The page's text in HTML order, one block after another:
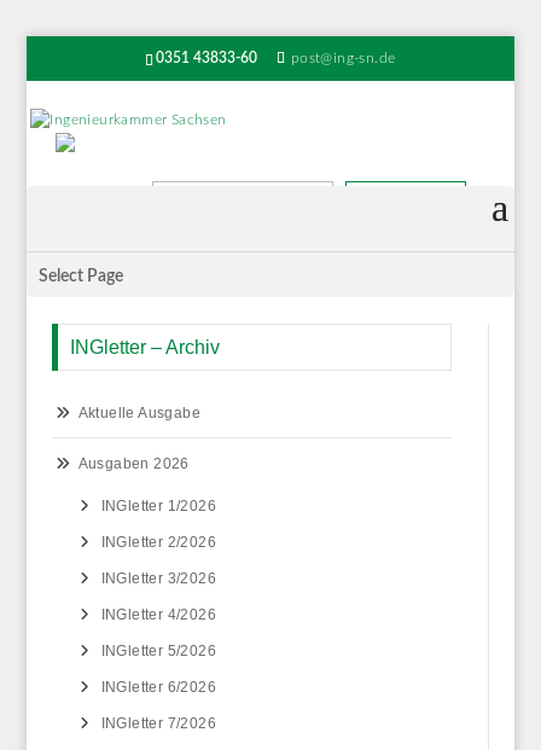
0351 43833-60 post@ing-sn.de
Select Page
INGletter – Archiv
Aktuelle Ausgabe
Ausgaben 2026
INGletter 1/2026
INGletter 2/2026
INGletter 3/2026
INGletter 4/2026
INGletter 5/2026
INGletter 6/2026
INGletter 7/2026